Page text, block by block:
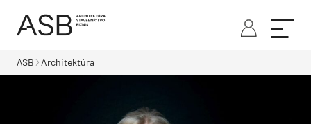
ASB Architektúra